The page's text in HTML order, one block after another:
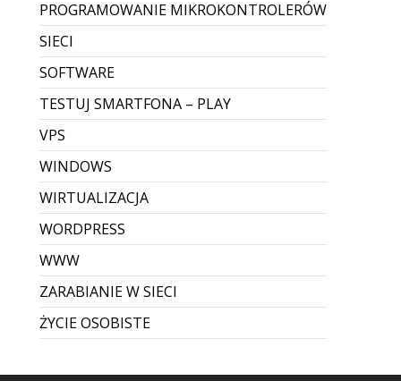
Zrywanie połączenia pulpitu
zdalnego
Zawieszanie sesji RDP – przyczyny i szybkie
rozwiązanie Problem zawieszania się
połączeń RDP (Pulpit zdalny) to dość częste
zjawisko. W zależności od wersji systemu
Windows oraz jakości łącza, sesja potrafi
nagle „stanąć” — obr...
Dodane przez Dawid Sobieraj
Brak komentarzy
CZYTAJ WIĘCEJ